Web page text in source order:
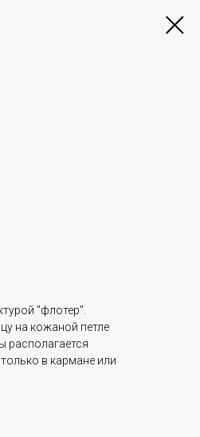
"флотер".
на кожаной петле
располагается
в кармане или